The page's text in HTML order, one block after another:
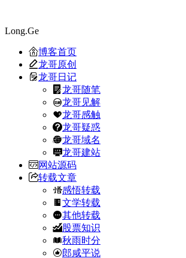
Long.Ge
博客首页
龙哥原创
龙哥日记
龙哥随笔
龙哥见解
龙哥感触
龙哥疑惑
龙哥域名
龙哥建站
网站源码
转载文章
感悟转载
文学转载
其他转载
股票知识
秋雨时分
郎咸平说